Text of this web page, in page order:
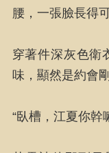
腰，一張臉長得
穿著件深灰色衛
味，顯然是約會剛
“臥槽，江夏你幹